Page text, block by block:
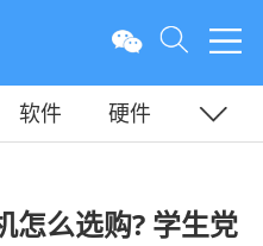
软件
硬件
怎么选购? 学生党